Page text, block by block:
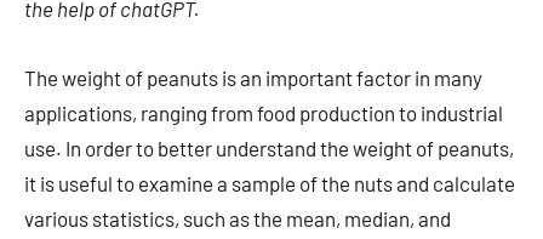
the help of chatGPT.
The weight of peanuts is an important factor in many
applications, ranging from food production to industrial
use. In order to better understand the weight of peanuts,
it is useful to examine a sample of the nuts and calculate
various statistics, such as the mean, median, and